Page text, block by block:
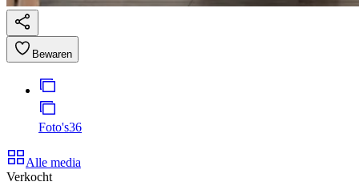
Bewaren
Foto's36
Alle media
Verkocht